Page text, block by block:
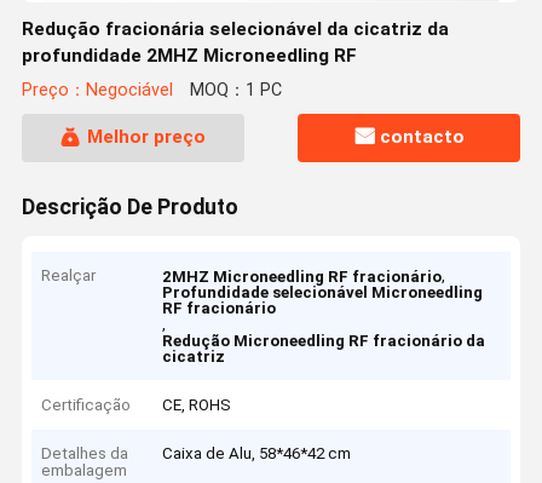
Redução fracionária selecionável da cicatriz da
profundidade 2MHZ Microneedling RF
Preço：Negociável MOQ：1 PC
Melhor preço contacto
Descrição De Produto
Realçar 2MHZ Microneedling RF fracionário,
Profundidade selecionável Microneedling
RF fracionário
,
Redução Microneedling RF fracionário da
cicatriz
Certificação CE, ROHS
Detalhes da
embalagem
Caixa de Alu, 58*46*42 cm